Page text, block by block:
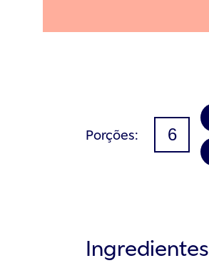
Porções
Ingredientes